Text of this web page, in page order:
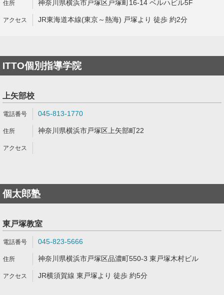
神奈川県横浜市戸塚区戸塚町16-14 ベルハビル5F
JR東海道本線(東京～熱海) 戸塚より 徒歩 約2分
ITTO個別指導学院
上矢部校
045-813-1770
神奈川県横浜市戸塚区上矢部町22
個太郎塾
東戸塚教室
045-823-5666
神奈川県横浜市戸塚区品濃町550-3 東戸塚木村ビル
JR横須賀線 東戸塚より 徒歩 約5分